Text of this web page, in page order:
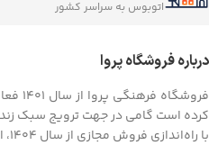
اتوبوس به سراسر کشور
درباره فروشگاه پروا
کرده است گامی در جهت ترویج سبک
با راه‌اندازی فروش مجازی از سال ۱۴۰۴، اکنون پروا آماده است تا این محصولات ارزشمند را به سراسر کشور ارائه کند.